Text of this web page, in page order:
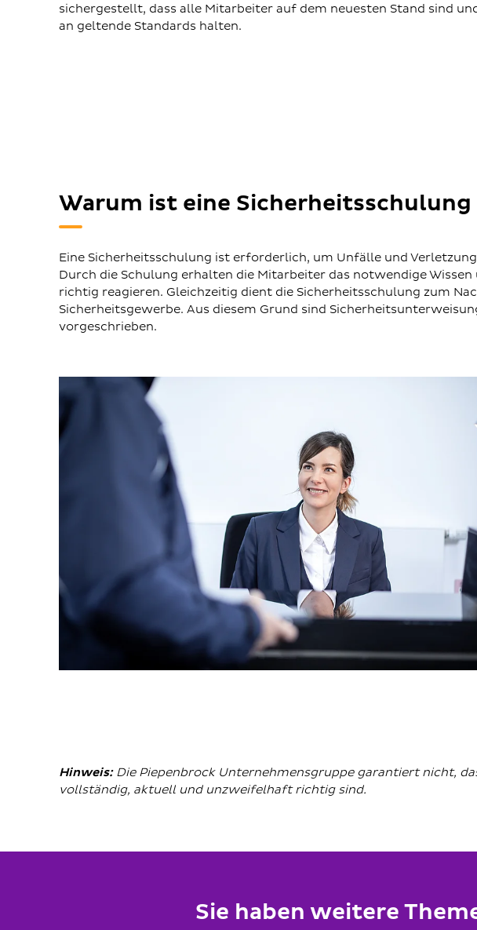
sichergestellt, dass alle Mitarbeiter auf dem neuesten Stand sind
an geltende Standards halten.
Warum ist eine
Eine Sicherheitsschulung ist erforderlich, um Unfälle und
Durch die Schulung erhalten die Mitarbeiter das notwendige
richtig reagieren. Gleichzeitig dient die Sicherheitsschulung zum
Sicherheitsgewerbe. Aus diesem Grund sind
vorgeschrieben.
Hinweis:Die Piepenbrock Unternehmensgruppe garantiert nicht,
vollständig, aktuell und unzweifelhaft richtig sind.
Sie haben weitere